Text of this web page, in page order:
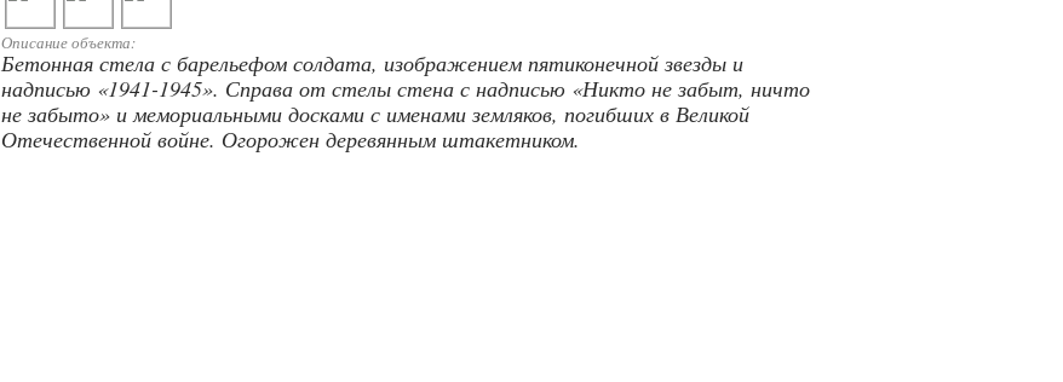
Описание объекта:
Бетонная стела с барельефом солдата, изображением пятиконечной звезды и
надписью «1941-1945». Справа от стелы стена с надписью «Никто не забыт, ничто
не забыто» и мемориальными досками с именами земляков, погибших в Великой
Отечественной войне. Огорожен деревянным штакетником.